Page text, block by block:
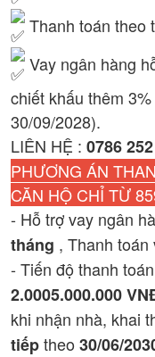
Thanh toán theo
Vay ngân hàng
chiết khấu thêm
30/09/2028).
LIÊN HỆ : 0786
PHƯƠNG ÁN
CĂN HỘ CHỈ TỪ
- Hỗ trợ vay ngân
tháng , Thanh
- Tiến độ thanh
2.0005.000.000
khi nhận nhà, khai
tiếptheo 30/06/